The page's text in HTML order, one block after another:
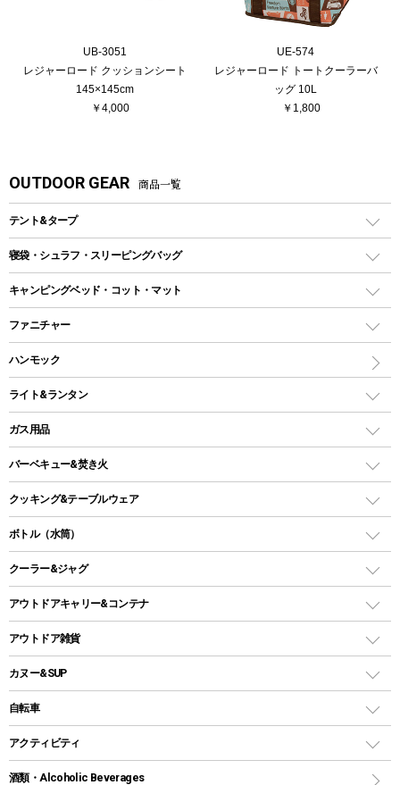
UB-3051
レジャーロード クッションシート
145×145cm
￥4,000
UE-574
レジャーロード トートクーラーバ
ッグ 10L
￥1,800
OUTDOOR GEAR 商品一覧
テント&タープ
テント
ツールームテント
ワンポールテント
シェルターテント
ロッジ型・オリジナルテント
タープ
スクエアタープ（レクタタープ）
メッシュタープ
自立式タープ
パラソル
テントアクセサリー
ペグ
グランドシート
ガイドロープ
ツール
寝袋・シュラフ・スリーピングバッグ
レクタングラー型（封筒型）シュラフ
インナーシュラフ
キャンピングベッド・コット・マット
キャンピングベッド・コット
インフレータブルマット
ファニチャー
アウトドアテーブル
レジャーシート
ハンモック
ライト&ランタン
LEDランタン
ガスランタン
オイルランタン
LEDライト
ヘッドライト
キャンドル
ガス用品
ガスバーナー
ガス缶
ガストーチ、ライター
バーベキュー&焚き火
バーベキューコンロ、グリル
焚き火台タイプ（ロースタイル）グリル
卓上タイプグリル
パーティータイプグリル
鉄板、アミ
焚き火台&ストーブ
火起こし
クッキング&テーブルウェア
ダッチオーブン
ホットサンドメーカー
クッカーセット
シェラカップ
クッキングツール
ナイフ
ボトル（水筒）
ステンレスボトル
コップ付きタイプ
ワンタッチタイプ
プラスチックボトル
ディズニーボトル
クーラー&ジャグ
クーラーボックス
クーラーバッグ
ウォータージャグ
保冷剤
アウトドアキャリー&コンテナ
アウトドアキャリー
アウトドア雑貨
バックパック&バッグ
リュック、バックパック
トートバッグ、サコッシュ
ショッピングキャリー
カヌー&SUP
インフレータブル
カヤック
自転車
折りたたみ自転車
スポーツサイクル
アクティビティ
マリン
酒類・Alcoholic Beverages